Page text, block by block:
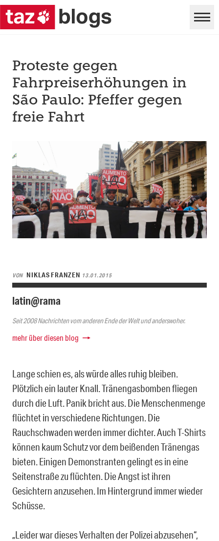
Proteste gegen
Fahrpreiserhöhungen in
São Paulo: Pfeffer gegen
freie Fahrt
VON NIKLAS FRANZEN 13.01.2015
latin@rama
Seit 2008 Nachrichten vom anderen Ende der Welt und anderswoher.
mehr über diesen blog
Lange schien es, als würde alles ruhig bleiben.
Plötzlich ein lauter Knall. Tränengasbomben fliegen
durch die Luft. Panik bricht aus. Die Menschenmenge
flüchtet in verschiedene Richtungen. Die
Rauchschwaden werden immer dichter. Auch T-Shirts
können kaum Schutz vor dem beißenden Tränengas
bieten. Einigen Demonstranten gelingt es in eine
Seitenstraße zu flüchten. Die Angst ist ihren
Gesichtern anzusehen. Im Hintergrund immer wieder
Schüsse.
„Leider war dieses Verhalten der Polizei abzusehen“,